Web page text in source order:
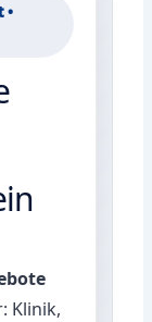
•
Klinik,